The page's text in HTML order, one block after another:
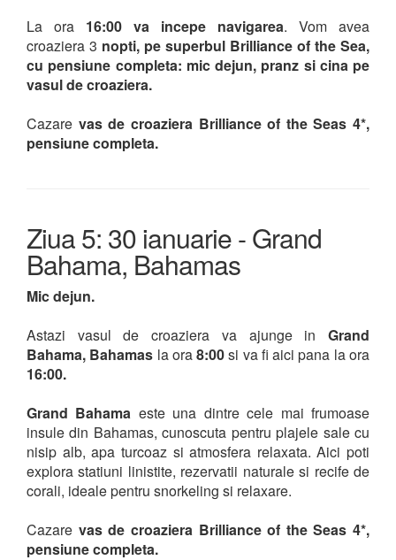
La ora 16:00 va incepe navigarea. Vom avea
croaziera 3 nopti, pe superbul Brilliance of the Sea,
cu pensiune completa: mic dejun, pranz si cina pe
vasul de croaziera.
Cazare vas de croaziera Brilliance of the Seas 4*,
pensiune completa.
Ziua 5: 30 ianuarie - Grand
Bahama, Bahamas
Mic dejun.
Astazi vasul de croaziera va ajunge in Grand
Bahama, Bahamas la ora8:00si va fi aici pana la ora
16:00.
Grand Bahama este una dintre cele mai frumoase
insule din Bahamas, cunoscuta pentru plajele sale cu
nisip alb, apa turcoaz si atmosfera relaxata. Aici poti
explora statiuni linistite, rezervatii naturale si recife de
corali, ideale pentru snorkeling si relaxare.
Cazare vas de croaziera Brilliance of the Seas 4*,
pensiune completa.